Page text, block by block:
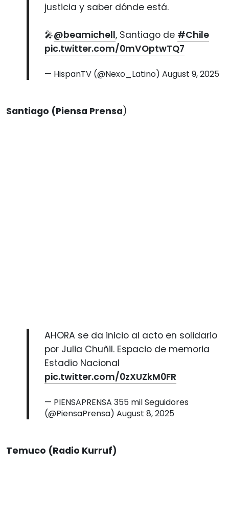
justicia y saber dónde está.
🎤@beamichell, Santiago de #Chile
pic.twitter.com/0mVOptwTQ7
— HispanTV (@Nexo_Latino) August 9, 2025
Santiago (Piensa Prensa)
AHORA se da inicio al acto en solidario
por Julia Chuñil. Espacio de memoria
Estadio Nacional
pic.twitter.com/0zXUZkM0FR
— PIENSAPRENSA 355 mil Seguidores
(@PiensaPrensa) August 8, 2025
Temuco (Radio Kurruf)